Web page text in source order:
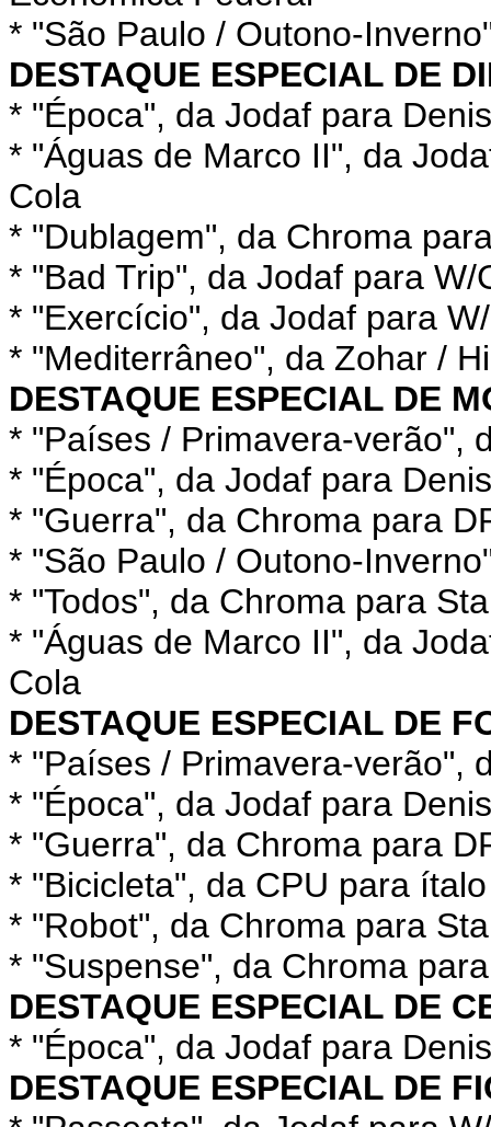
* "São Paulo / Outono-
DESTAQUE ESPECIAL DE
* "Época", da Jodaf para
* "Águas de Marco II", da
Cola
* "Dublagem", da Chroma
* "Bad Trip", da Jodaf para W/
* "Exercício", da Jodaf para
* "Mediterrâneo", da Zohar /
DESTAQUE ESPECIAL DE
* "Países / Primavera-verão",
* "Época", da Jodaf para
* "Guerra", da Chroma para
* "São Paulo / Outono-
* "Todos", da Chroma para
* "Águas de Marco II", da
Cola
DESTAQUE ESPECIAL DE
* "Países / Primavera-verão",
* "Época", da Jodaf para
* "Guerra", da Chroma para
* "Bicicleta", da CPU para
* "Robot", da Chroma para
* "Suspense", da Chroma
DESTAQUE ESPECIAL DE
* "Época", da Jodaf para
DESTAQUE ESPECIAL DE